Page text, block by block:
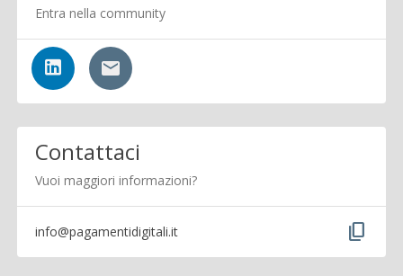
Entra nella community
Contattaci
Vuoi maggiori informazioni?
info@pagamentidigitali.it content_copy